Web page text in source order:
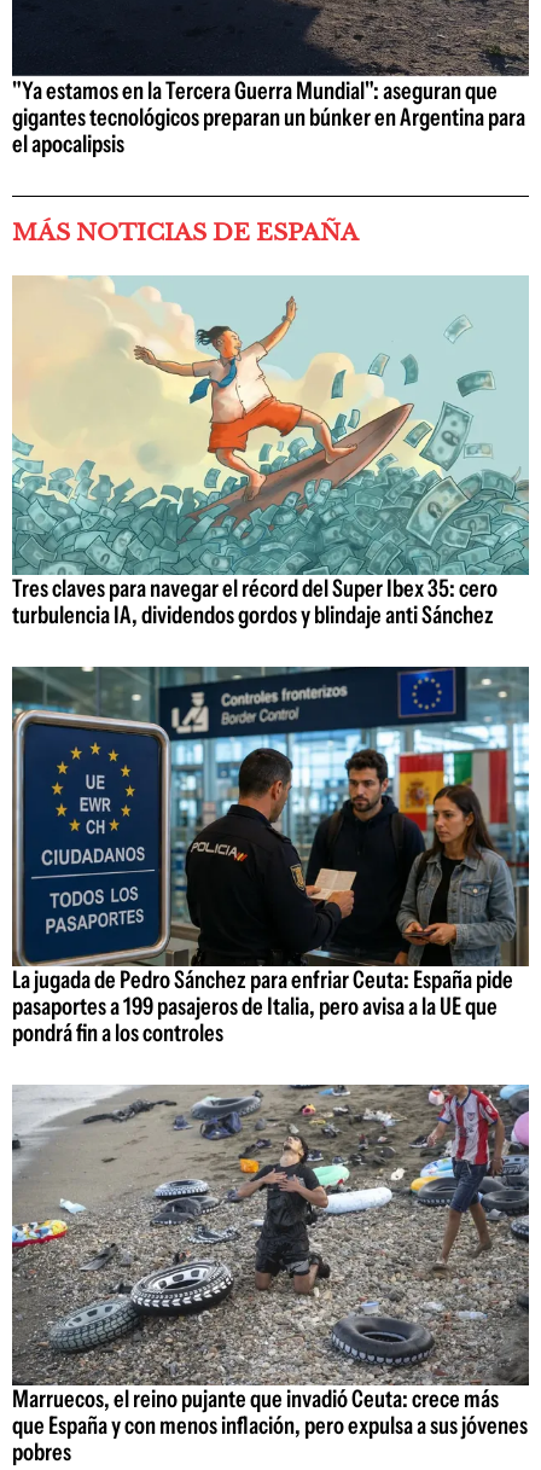
"Ya estamos en la Tercera Guerra Mundial": aseguran que
gigantes tecnológicos preparan un búnker en Argentina para
el apocalipsis
MÁS NOTICIAS DE ESPAÑA
Tres claves para navegar el récord del Super Ibex 35: cero
turbulencia IA, dividendos gordos y blindaje anti Sánchez
La jugada de Pedro Sánchez para enfriar Ceuta: España pide
pasaportes a 199 pasajeros de Italia, pero avisa a la UE que
pondrá fin a los controles
Marruecos, el reino pujante que invadió Ceuta: crece más
que España y con menos inflación, pero expulsa a sus jóvenes
pobres